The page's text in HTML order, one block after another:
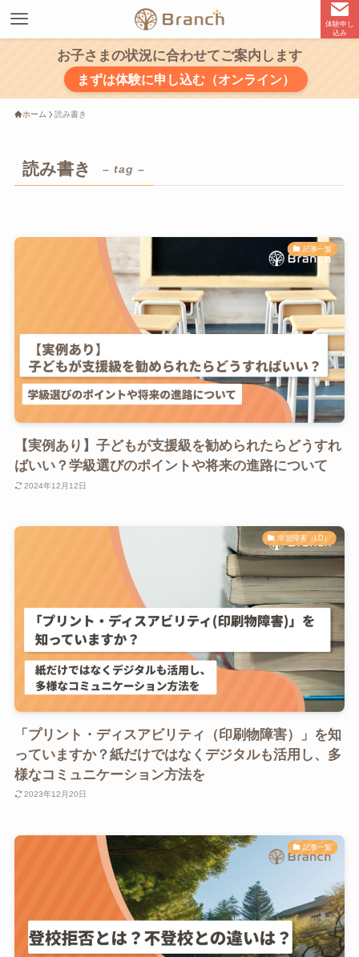
体験申し
込み
お子さまの状況に合わせてご案内します
まずは体験に申し込む（オンライン）
ホーム 読み書き
読み書き – tag –
記事一覧
【実例あり】子どもが支援級を勧められたらどうすれ
ばいい？学級選びのポイントや将来の進路について
2024年12月12日
学習障害（LD）
「プリント・ディスアビリティ（印刷物障害）」を知
っていますか？紙だけではなくデジタルも活用し、多
様なコミュニケーション方法を
2023年12月20日
記事一覧